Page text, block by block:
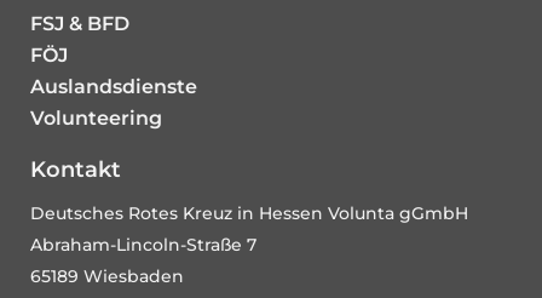
FSJ & BFD
FÖJ
Auslandsdienste
Volunteering
Kontakt
Deutsches Rotes Kreuz in Hessen Volunta gGmbH
Abraham-Lincoln-Straße 7
65189 Wiesbaden